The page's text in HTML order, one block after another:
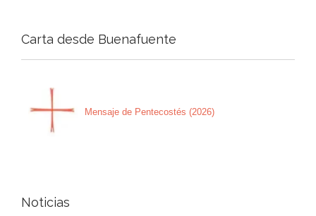
Carta desde Buenafuente
Mensaje de Pentecostés (2026)
Noticias